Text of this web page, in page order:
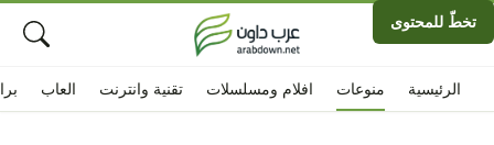
تخطّ للمحتوى
الرئيسية افلام ومسلسلات تقنية وانترنت العاب منوعات